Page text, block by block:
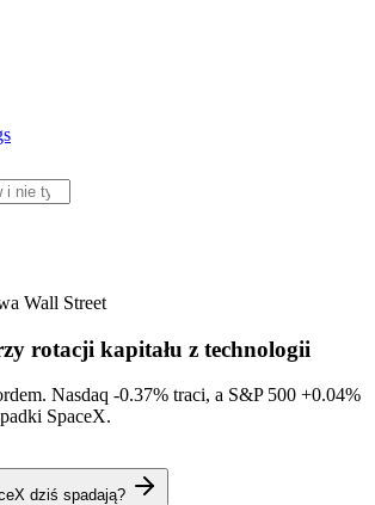
Wall Street
rotacji kapitału z technologii
Nasdaq -0.37% traci, a S&P 500 +0.04%
SpaceX.
dziś spadają?